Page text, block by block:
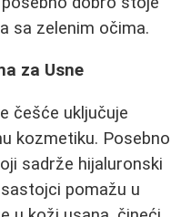
sa zelenim očima.
za Usne
češće uključuje
kozmetiku. Posebno
sadrže hijaluronski
sastojci pomažu u